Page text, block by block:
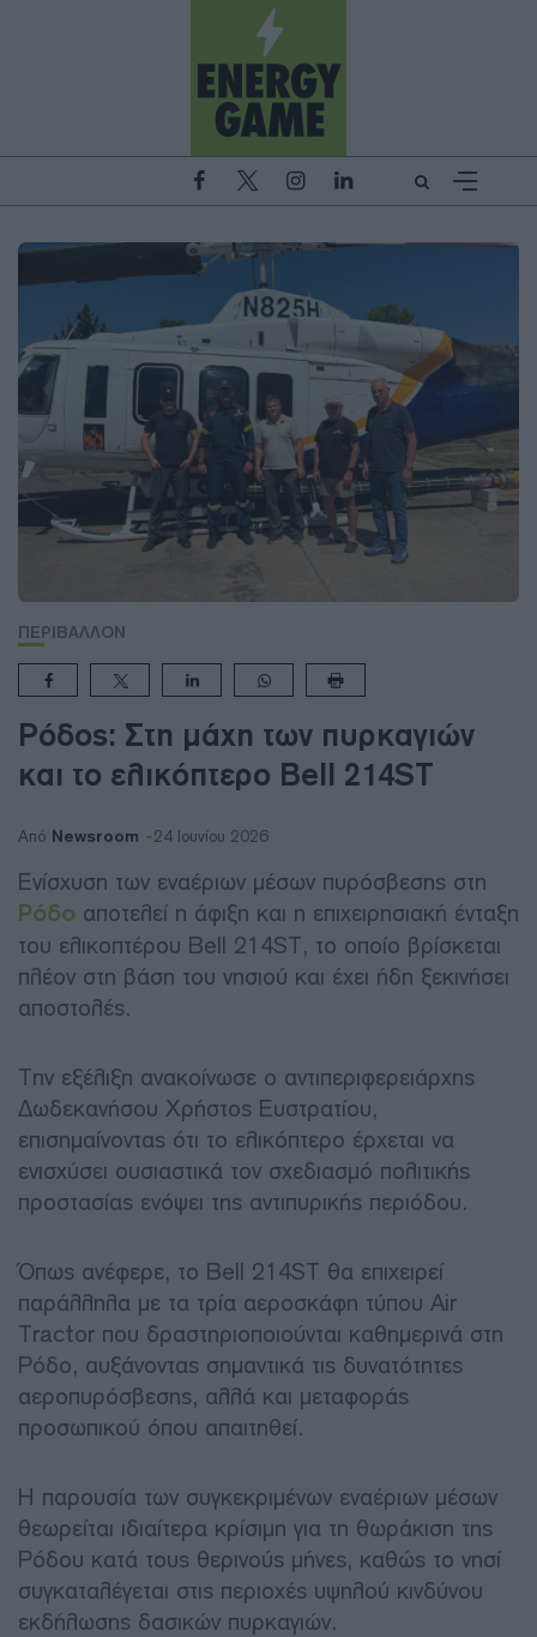
ΠΕΡΙΒΑΛΛΟΝ
Ρόδος: Στη μάχη των πυρκαγιών
και το ελικόπτερο Bell 214ST
Από Newsroom 24 Ιουνίου 2026
Ενίσχυση των εναέριων μέσων πυρόσβεσης στη
Ρόδο αποτελεί η άφιξη και η επιχειρησιακή ένταξη
του ελικοπτέρου Bell 214ST, το οποίο βρίσκεται
πλέον στη βάση του νησιού και έχει ήδη ξεκινήσει
αποστολές.
Την εξέλιξη ανακοίνωσε ο αντιπεριφερειάρχης
Δωδεκανήσου Χρήστος Ευστρατίου,
επισημαίνοντας ότι το ελικόπτερο έρχεται να
ενισχύσει ουσιαστικά τον σχεδιασμό πολιτικής
προστασίας ενόψει της αντιπυρικής περιόδου.
Όπως ανέφερε, το Bell 214ST θα επιχειρεί
παράλληλα με τα τρία αεροσκάφη τύπου Air
Tractor που δραστηριοποιούνται καθημερινά στη
Ρόδο, αυξάνοντας σημαντικά τις δυνατότητες
αεροπυρόσβεσης, αλλά και μεταφοράς
προσωπικού όπου απαιτηθεί.
Η παρουσία των συγκεκριμένων εναέριων μέσων
θεωρείται ιδιαίτερα κρίσιμη για τη θωράκιση της
Ρόδου κατά τους θερινούς μήνες, καθώς το νησί
συγκαταλέγεται στις περιοχές υψηλού κινδύνου
εκδήλωσης δασικών πυρκαγιών.